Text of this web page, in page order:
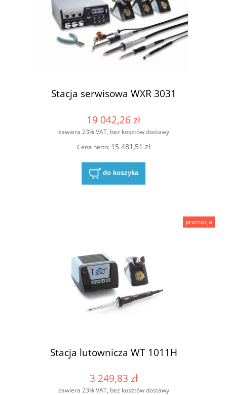
Stacja serwisowa WXR 3031
19 042,26 zł
zawiera 23% VAT, bez kosztów dostawy
Cena netto: 15 481,51 zł
do koszyka
Stacja lutownicza WT 1011H
3 249,83 zł
zawiera 23% VAT, bez kosztów dostawy
promocja